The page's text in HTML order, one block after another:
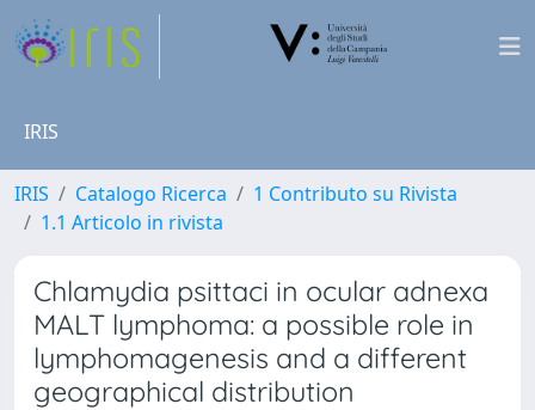
IRIS
IRIS Catalogo Ricerca
1 Contributo su Rivista
1.1 Articolo in rivista
Chlamydia psittaci in ocular adnexa
MALT lymphoma: a possible role in
lymphomagenesis and a different
geographical distribution